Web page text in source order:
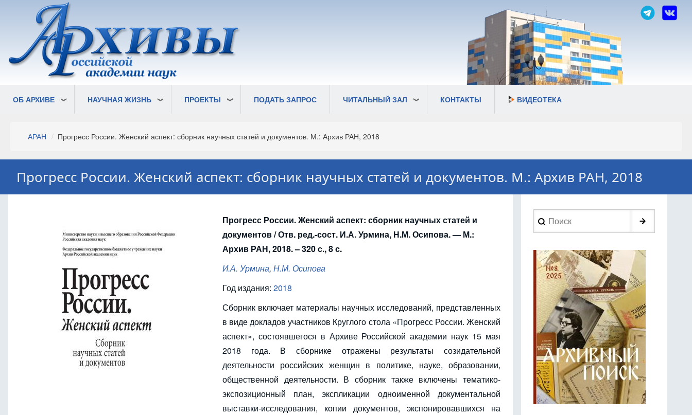
основному
содержанию
ОБ АРХИВЕ НАУЧНАЯ ЖИЗНЬ ПРОЕКТЫ ПОДАТЬ ЗАПРОС ЧИТАЛЬНЫЙ ЗАЛ КОНТАКТЫ ВИДЕОТЕКА
Строка
АРАН Прогресс России. Женский аспект: сборник научных статей и документов. М.: Архив РАН, 2018
Прогресс России. Женский аспект: сборник научных статей и документов. М.: Архив РАН, 2018
Прогресс России. Женский аспект: сборник научных статей и
документов / Отв. ред.-сост. И.А. Урмина, Н.М. Осипова. — М.:
Архив РАН, 2018. – 320 с., 8 с.
И.А. Урмина, Н.М. Осипова
Год издания: 2018
Сборник включает материалы научных исследований, представленных
в виде докладов участников Круглого стола «Прогресс России. Женский
аспект», состоявшегося в Архиве Российской академии наук 15 мая
2018 года. В сборнике отражены результаты созидательной
деятельности российских женщин в политике, науке, образовании,
общественной деятельности. В сборник также включены тематико-
экспозиционный план, экспликации одноименной документальной
выставки-исследования, копии документов, экспонировавшихся на
Search